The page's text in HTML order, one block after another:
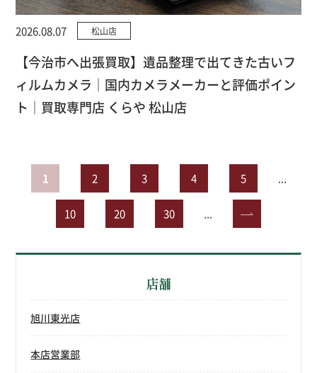
2026.08.07 松山店
【今治市へ出張買取】遺品整理で出てきた古いフ
ィルムカメラ｜国内カメラメーカーと評価ポイン
ト｜買取専門店 くらや 松山店
1 2 3 4 5 ...
10 20 30 ... »
店舗
旭川東光店
本店営業部